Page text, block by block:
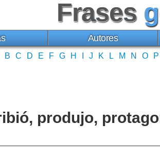
Frases
Autores
B C D E F G H J K L M N O P
produjo,